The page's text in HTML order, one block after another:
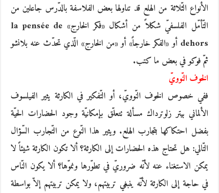
الأنواع الثّلاثة من الهلع قد تناولها بعض الفلاسفة بالدّرس جاعلين من
التّأمّل الفلسفيّ شكلاً من أشكال «فكر الخارج» la pensée de
dehors أو «الفكر خارجاً» أو «من الخارج» الّذي تحدّث عنه بلانشو
ثمّ فوكو في بعض ما كتب.
الخوف النّوويّ
ففي خصوص الخوف النّوويّ، أو التّفكير في الكارثة يثير الفيلسوف
الألماني بيتر زلوترداك مسألة تتعلّق بإمكانيّة وجود الحضارات الحيّة
بفضل احتكاكها بتجارب الهلع. ويثير هذا النّوع من التّجارب السّؤال
التّالي: هل تحتاج هذه الحضارات إلى الكارثة؟ ألا تكون الكارثة شيئاً لا
يمكن الاستغناء عنه لأنّه ضروريّ في تطوّرها ونموّها؟ ألا يكون النّاس
في حاجة إلى الكارثة لأنّه ينبغي تربيتهم، ولا يمكن تربيتهم إلاّ بواسطة